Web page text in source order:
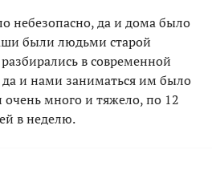
небезопасно, да и дома было
были людьми старой
в современной
и нами заниматься им было
очень много и тяжело, по 12
в неделю.